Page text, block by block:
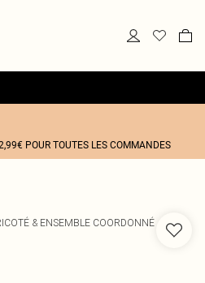
POUR TOUTES LES COMMANDES
& ENSEMBLE COORDONNÉ